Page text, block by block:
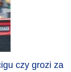
czy grozi za